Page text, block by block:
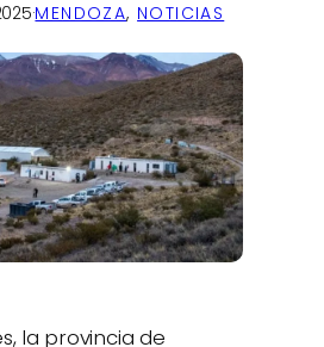
·MENDOZA, NOTICIAS
la provincia de